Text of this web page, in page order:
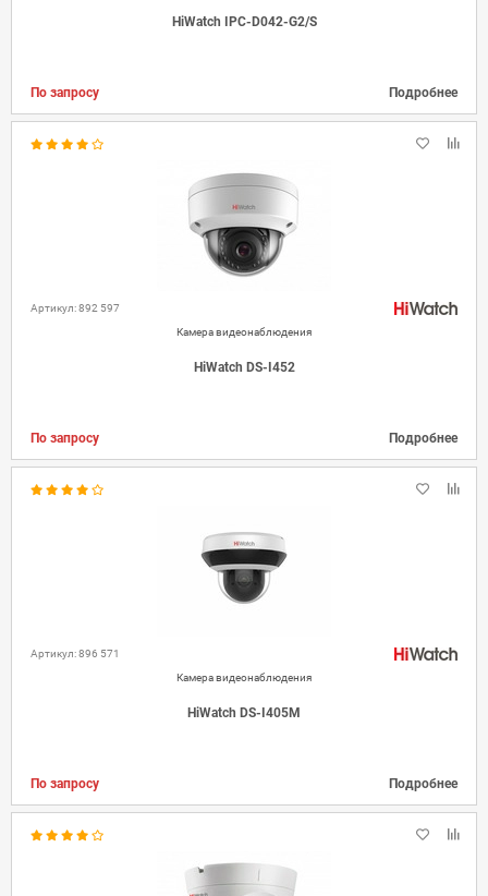
HiWatch IPC-D042-G2/S
По запросу Подробнее
Артикул: 892 597
Камера видеонаблюдения
HiWatch DS-I452
По запросу Подробнее
Артикул: 896 571
Камера видеонаблюдения
HiWatch DS-I405M
По запросу Подробнее